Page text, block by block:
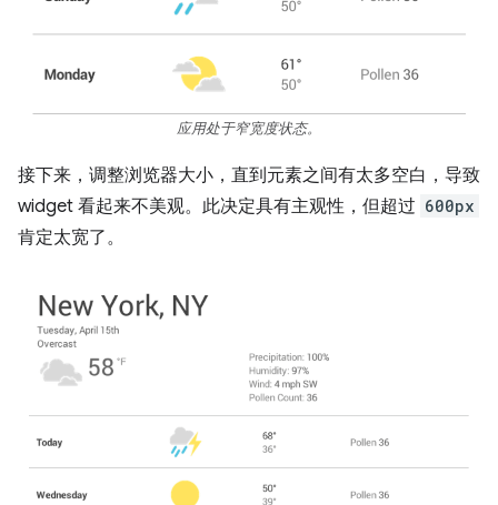
应用处于窄宽度状态。
接下来，调整浏览器大小，直到元素之间有太多空白，导致
widget 看起来不美观。此决定具有主观性，但超过 600px
肯定太宽了。